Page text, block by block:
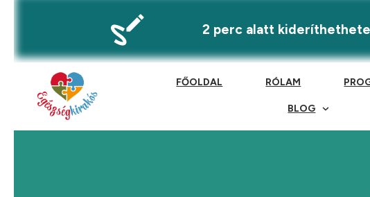
FŐOLDAL RÓLAM
BLOG
2 perc alatt